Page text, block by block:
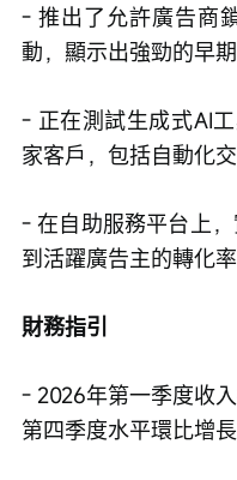
- 推出了允許廣告商
動，顯示出強勁的早
- 正在測試生成式AI
家客戶，包括自動化
- 在自助服務平台上
到活躍廣告主的轉化率
財務指引
- 2026年第一季度收
第四季度水平環比增